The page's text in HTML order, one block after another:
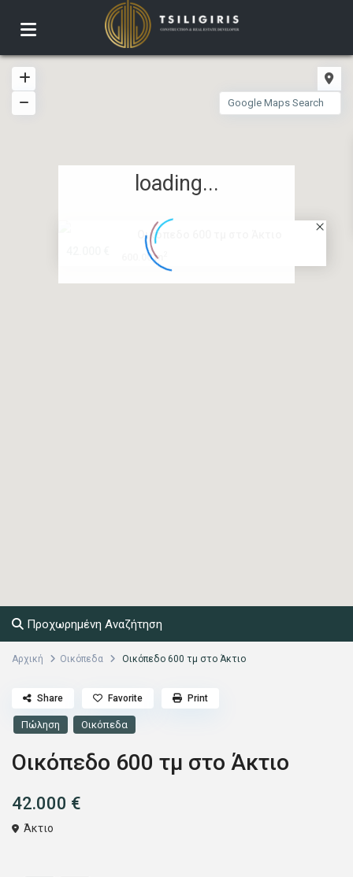
Οικόπεδο 600 τμ στο Άκτιο
600.00 m
loading...
Προχωρημένη Αναζήτηση
Αρχική Οικόπεδα Οικόπεδο 600 τμ στο Άκτιο
Πώληση Οικόπεδα
Οικόπεδο 600 τμ στο Άκτιο
42.000 €
Άκτιο
Share Favorite Print